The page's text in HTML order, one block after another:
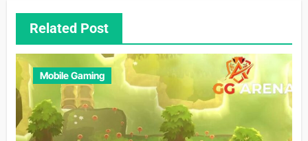
Related Post
Mobile Gaming